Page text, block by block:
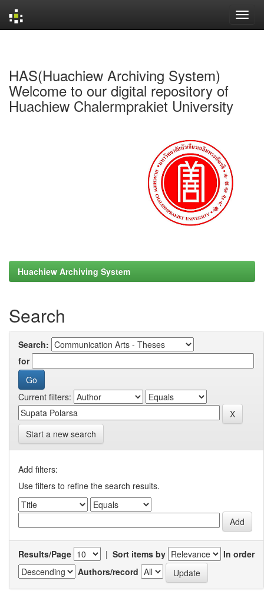
HAS(Huachiew Archiving System)
Welcome to our digital repository of
Huachiew Chalermprakiet University
Huachiew Archiving System
Search
Search:
for
Current filters:
Start a new search
Add filters:
Use filters to refine the search results.
Results/Page | Sort items by
In order
Authors/record